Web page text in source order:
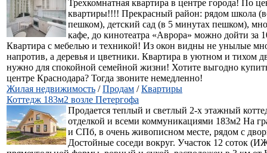
Трехкомнатная квартира в центре города! По
квартиры!!!! Прекрасный район: рядом школа
пешком), детский сад (в 5 минутах пешком),
кафе, до кинотеатра «Аврора» можно дойти за
Квартира с мебелью и техникой! Из окон видны не унылые
напротив, а деревья и цветники. Квартира в уютном и тихом
нужно для спокойной семейной жизни! Хотите выгодно
центре Краснодара? Тогда звоните немедленно!
Жилая недвижимость /Продам /Квартиры
Коттедж 183м2 возле Петергофа
Продается теплый и светлый 2-х этажный
отделкой и всеми коммуникациями 183м2 На
и СПб, в очень живописном месте, рядом с
Достойные соседи вокруг. Участок 12 соток